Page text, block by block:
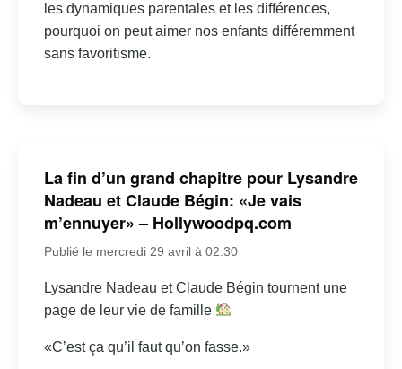
les dynamiques parentales et les différences,
pourquoi on peut aimer nos enfants différemment
sans favoritisme.
La fin d’un grand chapitre pour Lysandre
Nadeau et Claude Bégin: «Je vais
m’ennuyer» – Hollywoodpq.com
Publié le mercredi 29 avril à 02:30
Lysandre Nadeau et Claude Bégin tournent une
page de leur vie de famille
«C’est ça qu’il faut qu’on fasse.»